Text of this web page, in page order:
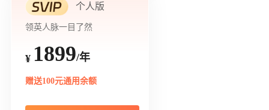
个人版
领英人脉一目了然
¥ 1899/年
赠送100元通用余额